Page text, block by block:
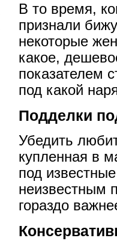
В то время,
признали
некоторые
какое,
показателем
под какой
Подделки
Убедить
купленная в
под
неизвестным
гораздо